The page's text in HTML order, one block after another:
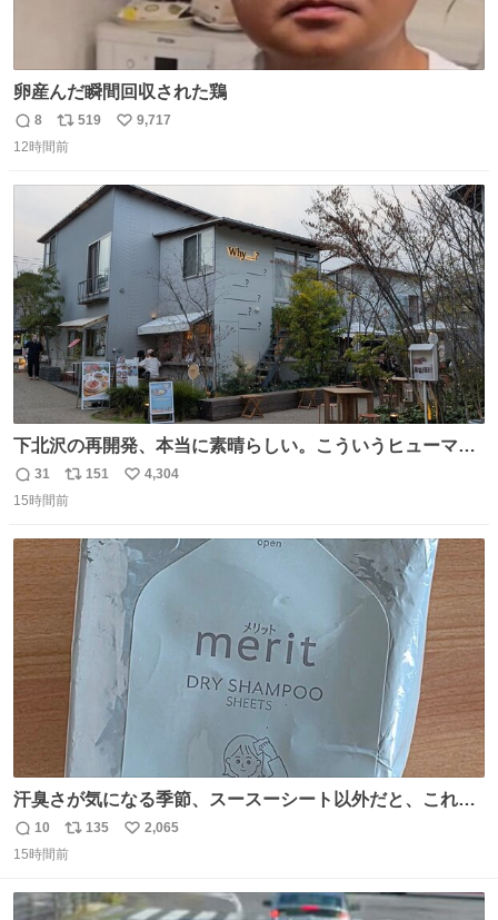
卵産んだ瞬間回収された鶏
返
信
8
リ
ポ
数
519
い
数
9,717
12時間前
下北沢の再開発、本当に素晴らしい。こういうヒューマン
スケールの開発がいいんだよ。
返
信
31
リ
ポ
ト
数
151
い
数
4,304
15時間前
汗臭さが気になる季節、スースーシート以外だと、これが
とにかくスッキリする。2年くらい前に #生活は踊る で紹
介したやつ。おじさんにもおばさんにもオススメだ。ドラ
汗拭きシートみたいなもの。耳裏襟足首筋がんがん拭いて
返
信
10
リ
ポ
ト
135
い
数
2,065
15時間前